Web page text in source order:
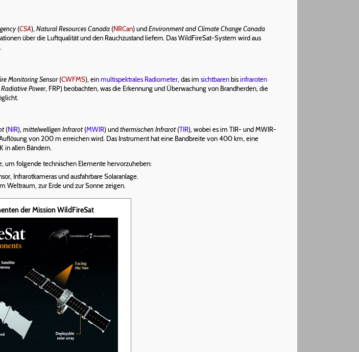
(CSA), Natural Resources Canada (NRCan) undEnvironment and Climate Change Canada
über die Luftqualität und den Rauchzustand liefern. Das WildFireSat-System wird aus
Monitoring Sensor(CWFMS), einmultispektrales Radiometer, das im sichtbarenbisinfraroten
Radiative Power, FRP) beobachten, was die Erkennung und Überwachung von Brandherden, die
(NIR), mittelwelligen Infrarot(MWIR) undthermischen Infrarot(TIR), wobei es im TIR- und MWIR-
von 200 m erreichen wird. Das Instrument hat eine Bandbreite von 400 km, eine
in allen Bändern.
um folgende technischen Elemente hervorzuheben:
Infrarotkameras und ausfahrbare Solaranlage.
Weltraum, zur Erde und zur Sonne zeigen.
der Mission WildFireSat